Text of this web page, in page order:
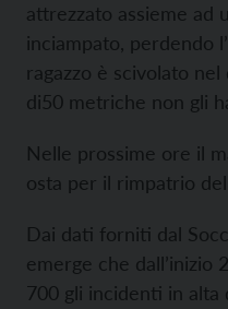
attrezzato assieme ad
inciampato, perdendo
ragazzo è scivolato
di50 metriche non gli
Nelle prossime ore il
osta per il rimpatrio
Dai dati forniti dal
emerge che dall’inizio
700 gli incidenti in alta